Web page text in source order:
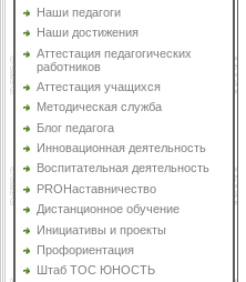
Наши педагоги
Наши достижения
Аттестация педагогических
работников
Аттестация учащихся
Методическая служба
Блог педагога
Инновационная деятельность
Воспитательная деятельность
PROНаставничество
Дистанционное обучение
Инициативы и проекты
Профориентация
Штаб ТОС ЮНОСТЬ